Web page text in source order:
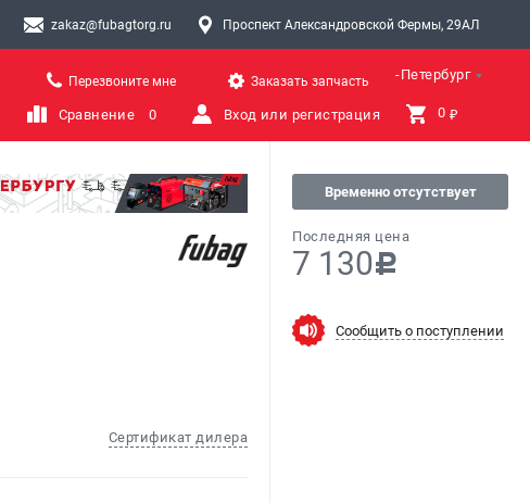
zakaz@fubagtorg.ru Проспект Александровской Фермы, 29АЛ
Санкт-Петербург
Перезвоните мне Заказать запчасть
Сравнение 0 Вход или регистрация 0 ₽
Сертификат дилера
Временно отсутствует
Последняя цена
7 130c
Сообщить о поступлении